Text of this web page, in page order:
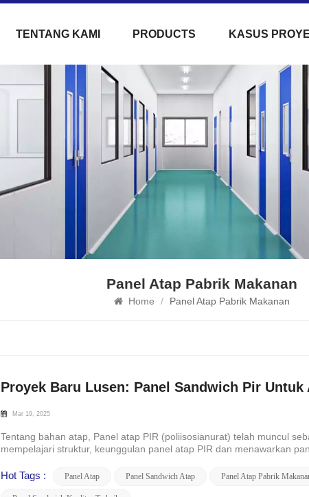
TENTANG KAMI PRODUCTS KASUS
Panel Atap Pabrik Makanan
Home / Panel Atap Pabrik Makanan
Proyek Baru Lusen: Panel Sandwich Pir
Mar 19, 2025
Tentang bahan atap, Panel atap PIR (poliisosianurat) telah muncul
mempelajari struktur, keunggulan panel atap PIR dan menawarkan
Hot Tags : Panel Atap Panel Sandwich Atap Panel Atap Pabrik